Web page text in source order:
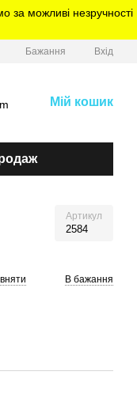
за можливі незручності
Бажання Вхід
Мій кошик
Артикул
2584
В бажання